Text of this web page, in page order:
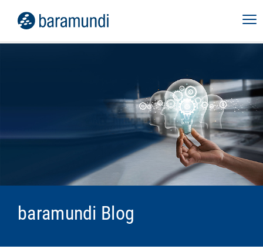
baramundi Blog